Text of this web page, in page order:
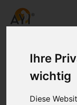
Ihre
wichtig
Diese